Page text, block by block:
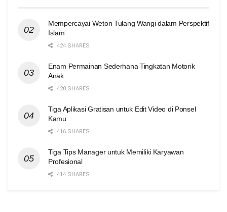
Mempercayai Weton Tulang Wangi dalam Perspektif
Islam
424 SHARES
Enam Permainan Sederhana Tingkatan Motorik
Anak
420 SHARES
Tiga Aplikasi Gratisan untuk Edit Video di Ponsel
Kamu
416 SHARES
Tiga Tips Manager untuk Memiliki Karyawan
Profesional
414 SHARES